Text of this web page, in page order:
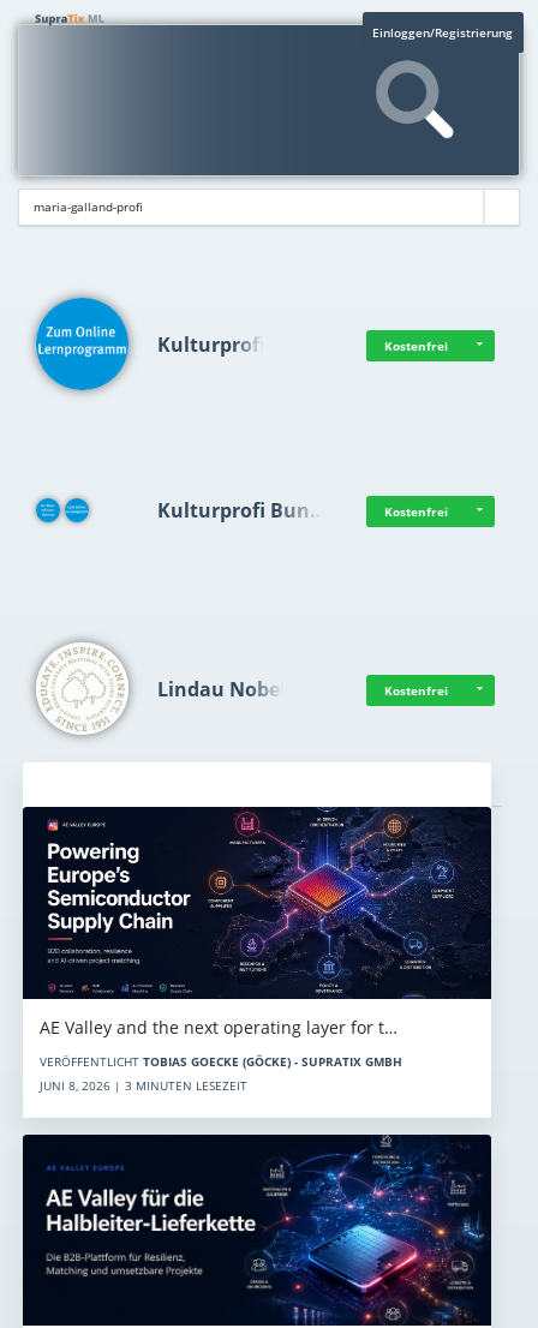
Einloggen/Registrierung
Kulturprofi Kostenfrei
Kulturprofi Bun… Kostenfrei
Lindau Nobel Kostenfrei
AE Valley and the next operating layer for t…
VERÖFFENTLICHT TOBIAS GOECKE (GÖCKE) - SUPRATIX GMBH
JUNI 8, 2026 | 3 MINUTEN LESEZEIT